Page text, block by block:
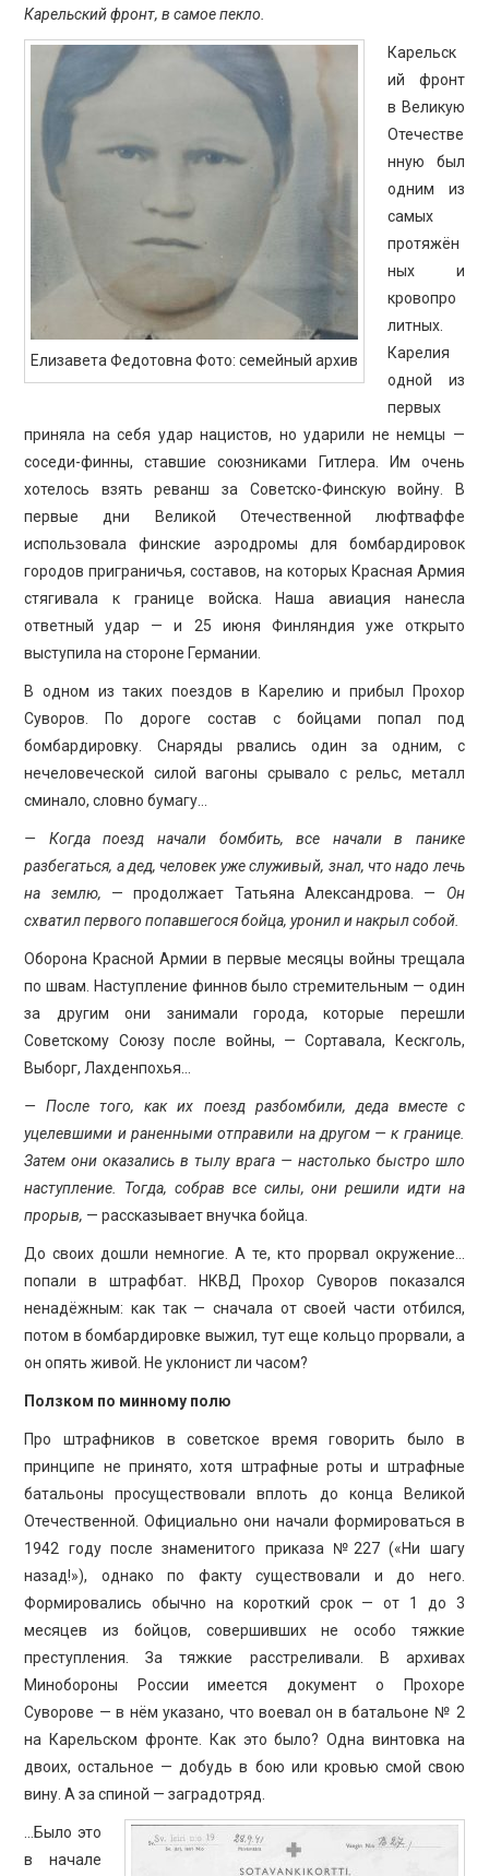
Карельский фронт, в самое пекло.
Елизавета Федотовна Фото: семейный архив
Карельск
ий фронт
в Великую
Отечестве
нную был
одним из
самых
протяжён
ных и
кровопро
литных.
Карелия
одной из
первых
приняла на себя удар нацистов, но ударили не немцы —
соседи-финны, ставшие союзниками Гитлера. Им очень
хотелось взять реванш за Советско-Финскую войну. В
первые дни Великой Отечественной люфтваффе
использовала финские аэродромы для бомбардировок
городов приграничья, составов, на которых Красная Армия
стягивала к границе войска. Наша авиация нанесла
ответный удар — и 25 июня Финляндия уже открыто
выступила на стороне Германии.
В одном из таких поездов в Карелию и прибыл Прохор
Суворов. По дороге состав с бойцами попал под
бомбардировку. Снаряды рвались один за одним, с
нечеловеческой силой вагоны срывало с рельс, металл
сминало, словно бумагу…
— Когда поезд начали бомбить, все начали в панике
разбегаться, а дед, человек уже служивый, знал, что надо лечь
на землю, — продолжает Татьяна Александрова. — Он
схватил первого попавшегося бойца, уронил и накрыл собой.
Оборона Красной Армии в первые месяцы войны трещала
по швам. Наступление финнов было стремительным — один
за другим они занимали города, которые перешли
Советскому Союзу после войны, — Сортавала, Кескголь,
Выборг, Лахденпохья…
— После того, как их поезд разбомбили, деда вместе с
уцелевшими и раненными отправили на другом — к границе.
Затем они оказались в тылу врага — настолько быстро шло
наступление. Тогда, собрав все силы, они решили идти на
прорыв, — рассказывает внучка бойца.
До своих дошли немногие. А те, кто прорвал окружение…
попали в штрафбат. НКВД Прохор Суворов показался
ненадёжным: как так — сначала от своей части отбился,
потом в бомбардировке выжил, тут еще кольцо прорвали, а
он опять живой. Не уклонист ли часом?
Ползком по минному полю
Про штрафников в советское время говорить было в
принципе не принято, хотя штрафные роты и штрафные
батальоны просуществовали вплоть до конца Великой
Отечественной. Официально они начали формироваться в
1942 году после знаменитого приказа №227 («Ни шагу
назад!»), однако по факту существовали и до него.
Формировались обычно на короткий срок — от 1 до 3
месяцев из бойцов, совершивших не особо тяжкие
преступления. За тяжкие расстреливали. В архивах
Минобороны России имеется документ о Прохоре
Суворове — в нём указано, что воевал он в батальоне № 2
на Карельском фронте. Как это было? Одна винтовка на
двоих, остальное — добудь в бою или кровью смой свою
вину. А за спиной — заградотряд.
…Было это
в начале